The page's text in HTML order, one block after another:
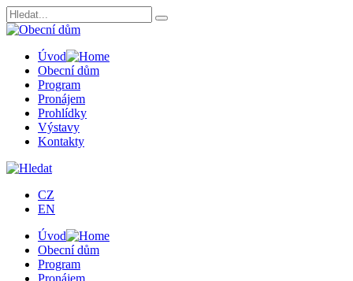
Úvod
Obecní dům
Program
Pronájem
Prohlídky
Výstavy
Kontakty
CZ
EN
Úvod
Obecní dům
Program
Pronájem